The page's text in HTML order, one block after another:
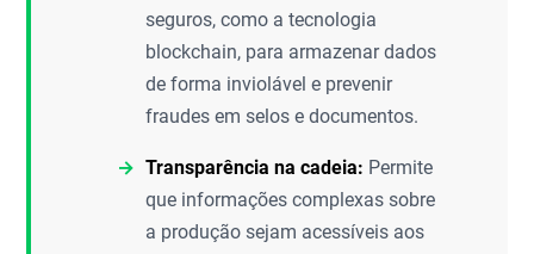
seguros, como a tecnologia
blockchain, para armazenar dados
de forma inviolável e prevenir
fraudes em selos e documentos.
Transparência na cadeia: Permite
que informações complexas sobre
a produção sejam acessíveis aos